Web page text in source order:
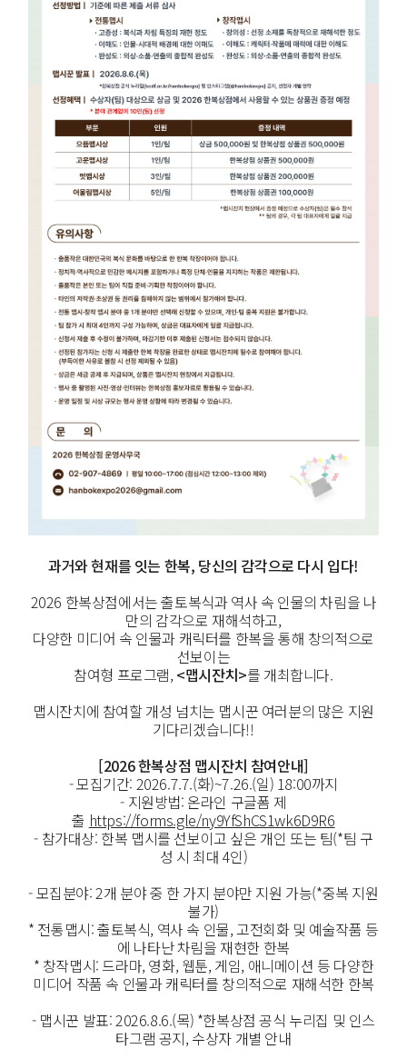
과거와 현재를 잇는 한복, 당신의 감각으로 다시 입다!
2026 한복상점에서는 출토복식과 역사 속 인물의 차림을 나
만의 감각으로 재해석하고,
다양한 미디어 속 인물과 캐릭터를 한복을 통해 창의적으로
선보이는
참여형 프로그램, <맵시잔치>를 개최합니다.
맵시잔치에 참여할 개성 넘치는 맵시꾼 여러분의 많은 지원
기다리겠습니다!!
[2026 한복상점 맵시잔치 참여안내]
- 모집기간: 2026.7.7.(화)~7.26.(일) 18:00까지
- 지원방법: 온라인 구글폼 제
출 https://forms.gle/ny9YfShCS1wk6D9R6
- 참가대상: 한복 맵시를 선보이고 싶은 개인 또는 팀(*팀 구
성 시 최대 4인)
- 모집분야: 2개 분야 중 한 가지 분야만 지원 가능(*중복 지원
불가)
* 전통맵시: 출토복식, 역사 속 인물, 고전회화 및 예술작품 등
에 나타난 차림을 재현한 한복
* 창작맵시: 드라마, 영화, 웹툰, 게임, 애니메이션 등 다양한
미디어 작품 속 인물과 캐릭터를 창의적으로 재해석한 한복
- 맵시꾼 발표: 2026.8.6.(목) *한복상점 공식 누리집 및 인스
타그램 공지, 수상자 개별 안내